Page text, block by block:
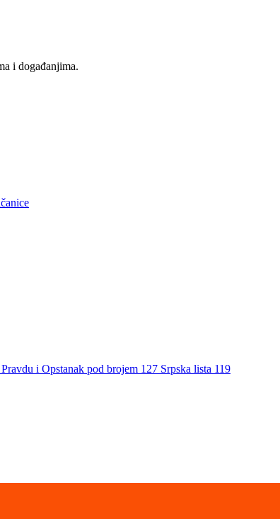
i događanjima.
i Opstanak pod brojem 127 Srpska lista 119